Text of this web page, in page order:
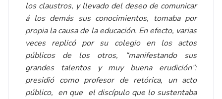
los claustros, y llevado del deseo de comunicar
á los demás sus conocimientos, tomaba por
propia la causa de la educación. En efecto, varias
veces replicó por su colegio en los actos
públicos de los otros, “manifestando sus
grandes talentos y muy buena erudición”:
presidió como profesor de retórica, un acto
público, en que el discípulo que lo sustentaba